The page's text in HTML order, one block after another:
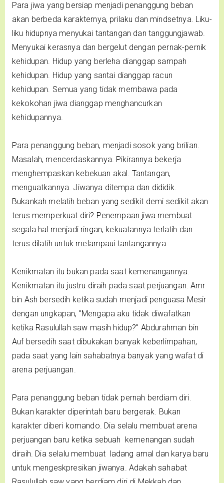
Para jiwa yang bersiap menjadi penanggung beban
akan berbeda karakternya, prilaku dan mindsetnya. Liku-
liku hidupnya menyukai tantangan dan tanggungjawab.
Menyukai kerasnya dan bergelut dengan pernak-pernik
kehidupan. Hidup yang berleha dianggap sampah
kehidupan. Hidup yang santai dianggap racun
kehidupan. Semua yang tidak membawa pada
kekokohan jiwa dianggap menghancurkan
kehidupannya.
Para penanggung beban, menjadi sosok yang brilian.
Masalah, mencerdaskannya. Pikirannya bekerja
menghempaskan kebekuan akal. Tantangan,
menguatkannya. Jiwanya ditempa dan dididik.
Bukankah melatih beban yang sedikit demi sedikit akan
terus memperkuat diri? Penempaan jiwa membuat
segala hal menjadi ringan, kekuatannya terlatih dan
terus dilatih untuk melampaui tantangannya.
Kenikmatan itu bukan pada saat kemenangannya.
Kenikmatan itu justru diraih pada saat perjuangan. Amr
bin Ash bersedih ketika sudah menjadi penguasa Mesir
dengan ungkapan, "Mengapa aku tidak diwafatkan
ketika Rasulullah saw masih hidup?" Abdurahman bin
Auf bersedih saat dibukakan banyak keberlimpahan,
pada saat yang lain sahabatnya banyak yang wafat di
arena perjuangan.
Para penanggung beban tidak pernah berdiam diri.
Bukan karakter diperintah baru bergerak. Bukan
karakter diberi komando. Dia selalu membuat arena
perjuangan baru ketika sebuah kemenangan sudah
diraih. Dia selalu membuat ladang amal dan karya baru
untuk mengeskpresikan jiwanya. Adakah sahabat